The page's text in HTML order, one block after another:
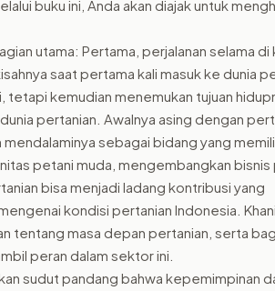
buku ini, Anda akan diajak untuk
utama: Pertama, perjalanan selama di
saat pertama kali masuk ke dunia
kemudian menemukan tujuan
pertanian. Awalnya asing dengan
mendalaminya sebagai bidang yang
petani muda, mengembangkan bisnis
bisa menjadi ladang kontribusi yang
kondisi pertanian Indonesia.
tentang masa depan pertanian, serta
peran dalam sektor ini.
sudut pandang bahwa kepemimpinan